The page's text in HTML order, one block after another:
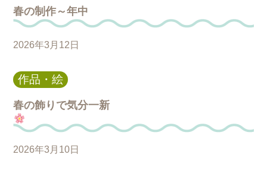
春の制作～年中
2026年3月12日
作品・絵
春の飾りで気分一新
2026年3月10日